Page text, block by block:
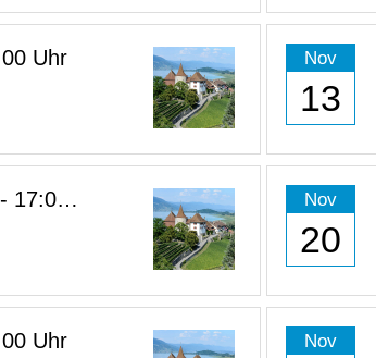
Uhr Nov
13
17:00
Nov
20
Uhr Nov